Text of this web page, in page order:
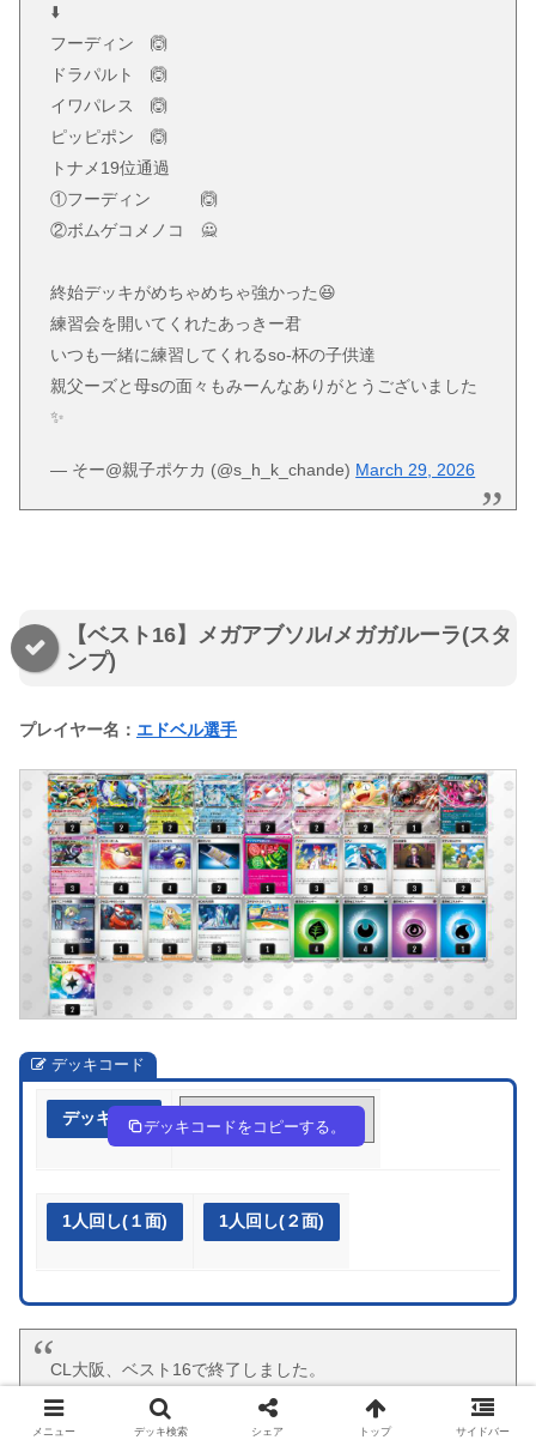
⬇️
フーディン 🙆
ドラパルト 🙆
イワパレス 🙆
ピッピポン 🙆
トナメ19位通過
①フーディン 🙆
②ボムゲコメノコ 🙅
終始デッキがめちゃめちゃ強かった😆
練習会を開いてくれたあっきー君
いつも一緒に練習してくれるso-杯の子供達
親父ーズと母sの面々もみーんなありがとうございました
✨
— そー@親子ポケカ (@s_h_k_chande) March 29, 2026
【ベスト16】メガアブソル/メガガルーラ(スタ
ンプ)
プレイヤー名： エドベル選手
デッキコード
デッキ作成 k1FVkk-r91ZdZ-bFfdkF
デッキコードをコピーする。
1人回し(１面) 1人回し(２面)
CL大阪、ベスト16で終了しました。
使ったデッキはガルーラBOX！使用スリーブは 逆鱗
SHIELD HIROMU TURQUOISEです！
メニュー デッキ検索 シェア トップ サイドバー